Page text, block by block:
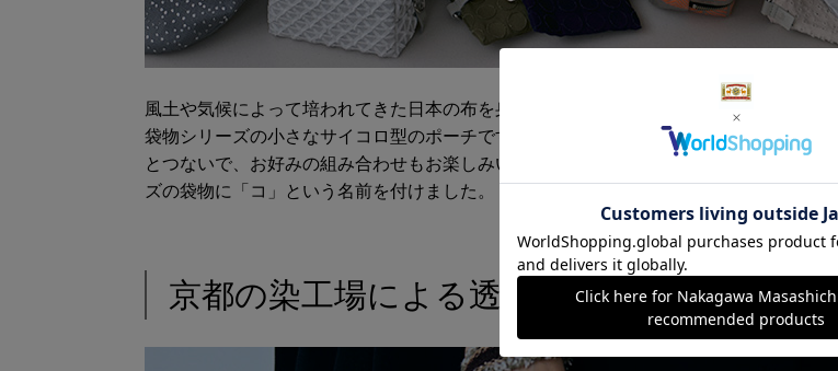
風土や気候によって培われてきた日本の布を身近に使っていただける、「日本の布ぬの」
袋物シリーズの小さなサイコロ型のポーチです。別売りの大きな袋物や帯（ストラップ）
とつないで、お好みの組み合わせもお楽しみいただけます。シリーズの中でも小さめサイ
ズの袋物に「コ」という名前を付けました。
京都の染工場による透け感あるシカク紋